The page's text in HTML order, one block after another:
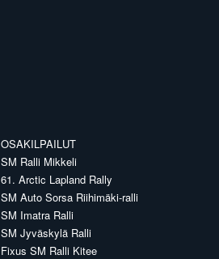
OSAKILPAILUT
SM Ralli Mikkeli
61. Arctic Lapland Rally
SM Auto Sorsa Riihimäki-ralli
SM Imatra Ralli
SM Jyväskylä Ralli
Fixus SM Ralli Kitee